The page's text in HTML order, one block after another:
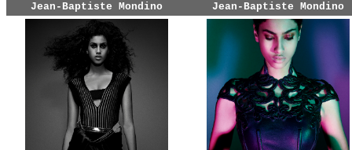
Jean-Baptiste Mondino Jean-Baptiste Mondino